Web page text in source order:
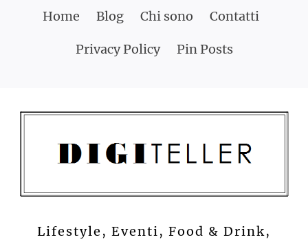
Home Blog Chi sono Contatti
Privacy Policy Pin Posts
Lifestyle, Eventi, Food & Drink,